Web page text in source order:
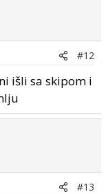
#12
išli sa skipom i
#13